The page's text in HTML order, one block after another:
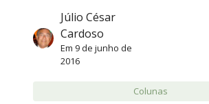
Júlio César
Cardoso
Em 9 de junho de
2016
Colunas